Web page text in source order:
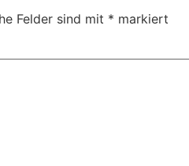
Felder sind mit * markiert